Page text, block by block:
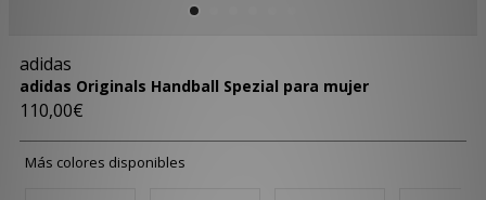
adidas
adidas Originals Handball Spezial para mujer
110,00€
Más colores disponibles